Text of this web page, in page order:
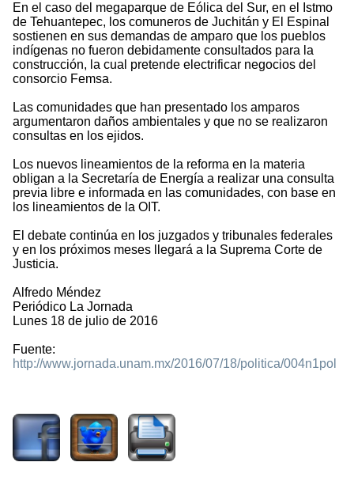
En el caso del megaparque de Eólica del Sur, en el Istmo
de Tehuantepec, los comuneros de Juchitán y El Espinal
sostienen en sus demandas de amparo que los pueblos
indígenas no fueron debidamente consultados para la
construcción, la cual pretende electrificar negocios del
consorcio Femsa.
Las comunidades que han presentado los amparos
argumentaron daños ambientales y que no se realizaron
consultas en los ejidos.
Los nuevos lineamientos de la reforma en la materia
obligan a la Secretaría de Energía a realizar una consulta
previa libre e informada en las comunidades, con base en
los lineamientos de la OIT.
El debate continúa en los juzgados y tribunales federales
y en los próximos meses llegará a la Suprema Corte de
Justicia.
Alfredo Méndez
Periódico La Jornada
Lunes 18 de julio de 2016
Fuente:
http://www.jornada.unam.mx/2016/07/18/politica/004n1pol